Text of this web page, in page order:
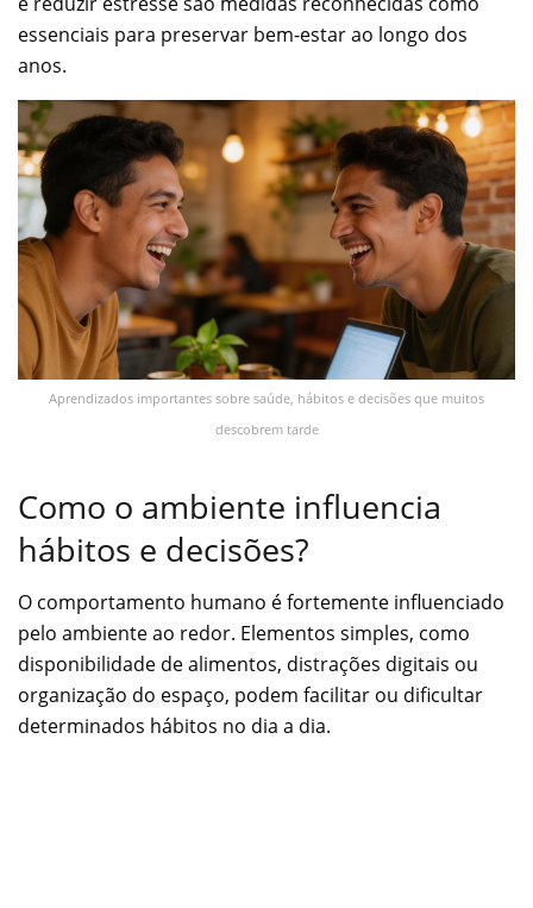
essenciais para preservar bem-estar ao longo dos
anos.
Aprendizados importantes sobre saúde, hábitos e decisões que muitos
descobrem tarde
Como o ambiente influencia
hábitos e decisões?
O comportamento humano é fortemente influenciado
pelo ambiente ao redor. Elementos simples, como
disponibilidade de alimentos, distrações digitais ou
organização do espaço, podem facilitar ou dificultar
determinados hábitos no dia a dia.